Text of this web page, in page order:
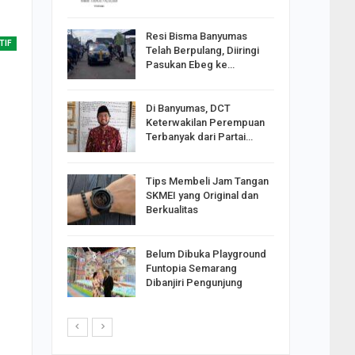
DPR
Minta
Net
Resi Bisma Banyumas
Telah Berpulang, Diiringi
Pasukan Ebeg ke…
Di Banyumas, DCT
Keterwakilan Perempuan
Terbanyak dari Partai…
Tips Membeli Jam Tangan
SKMEI yang Original dan
Berkualitas
Belum Dibuka Playground
Funtopia Semarang
Dibanjiri Pengunjung